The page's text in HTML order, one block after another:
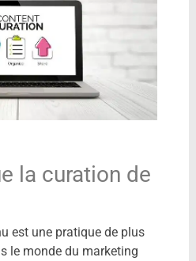
la curation de
est une pratique de plus
le monde du marketing